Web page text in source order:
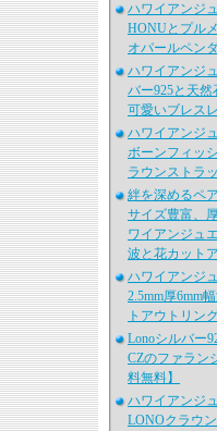
ハワイアンジ
HONUとプル
オパールペン
ハワイアンジ
バー925と天然
可愛いブレス
ハワイアンジ
ボーンフィッ
ラウンストラ
絆を深めるペ
サイズ豊富、
ワイアンジュ
波と花カット
ハワイアンジ
2.5mm厚6mm
トアウトリン
Lonoシルバー
CZのファラン
料無料】
ハワイアンジ
LONOクラウ